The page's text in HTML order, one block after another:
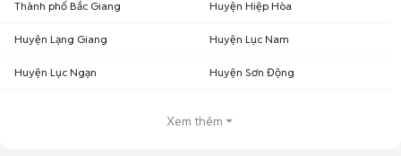
Thành phố Bắc Giang Huyện Hiệp Hòa
Huyện Lạng Giang Huyện Lục Nam
Huyện Lục Ngạn Huyện Sơn Động
Xem thêm